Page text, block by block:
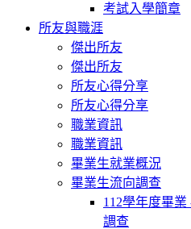
考試入學簡章
所友與職涯
傑出所友
傑出所友
所友心得分享
所友心得分享
職業資訊
職業資訊
畢業生就業概況
畢業生流向調查
112學年度畢
調查